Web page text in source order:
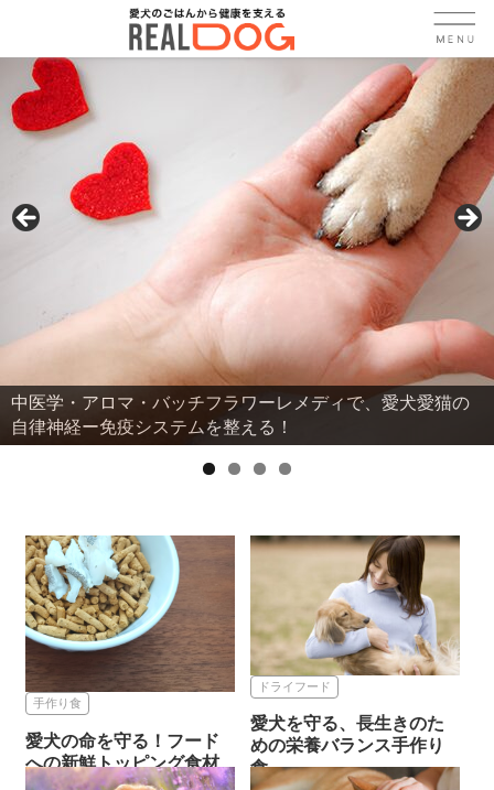
ッチフラワーレメディで、愛犬愛猫の
テムを整える！
犬や猫の誤飲・
手作り食
愛犬の命を守る！フード
への新鮮トッピング食材
～冬バ...
ドライフード
愛犬を守る、長生きのた
めの栄養バランス手作り
食